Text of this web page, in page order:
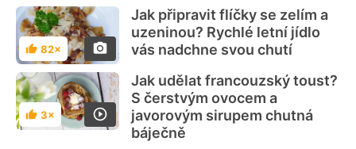
Hodnocení
82×
Jak připravit flíčky se zelím a
uzeninou? Rychlé letní jídlo
vás nadchne svou chutí
Hodnocení
3×
Jak udělat francouzský toust?
S čerstvým ovocem a
javorovým sirupem chutná
báječně